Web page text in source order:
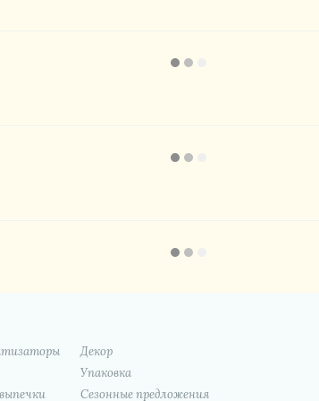
Декор
Упаковка
Сезонные предложения